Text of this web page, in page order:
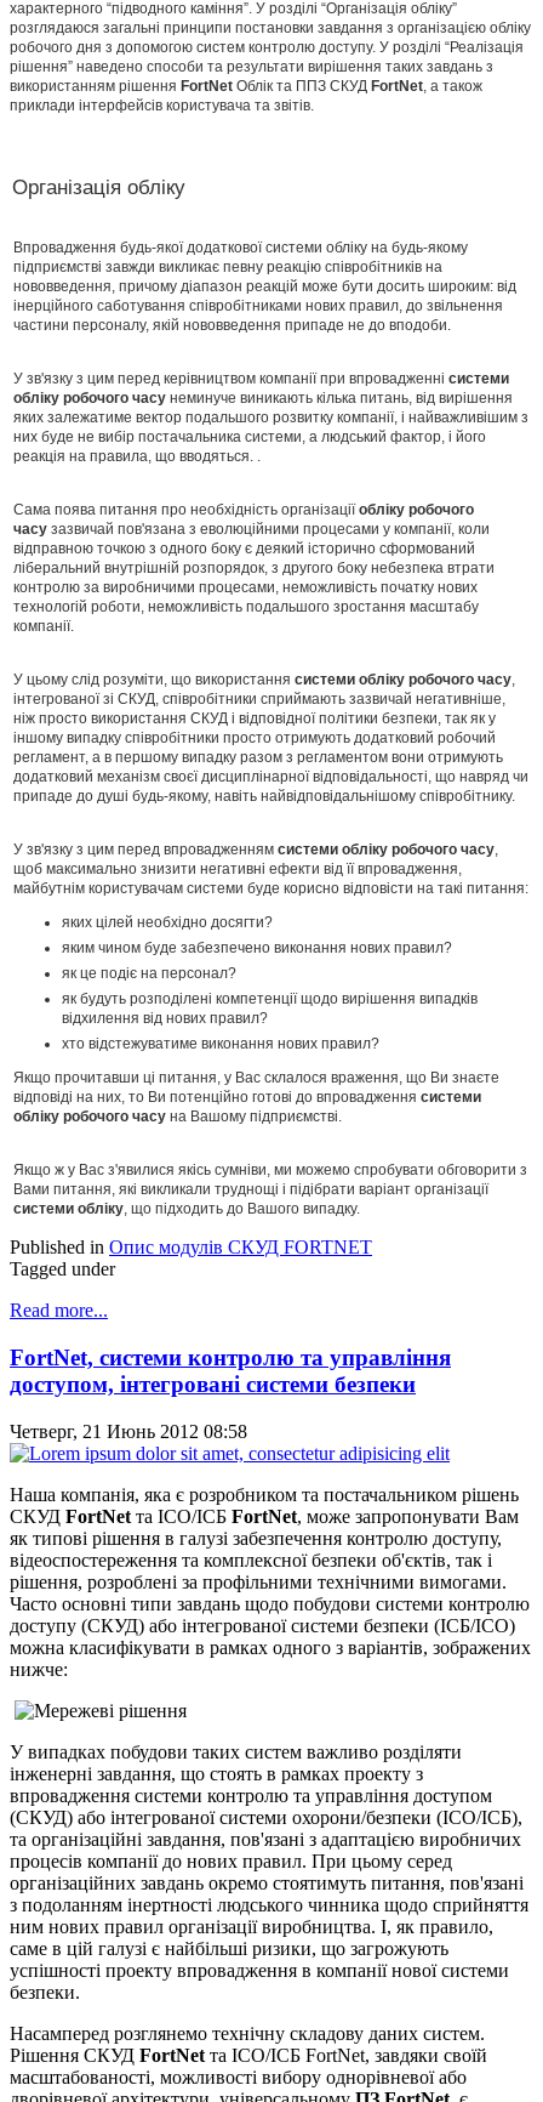
характерного “підводного каміння”. У розділі “Організація обліку”
розглядаюся загальні принципи постановки завдання з організацією обліку
робочого дня з допомогою систем контролю доступу. У розділі “Реалізація
рішення” наведено способи та результати вирішення таких завдань з
використанням рішення FortNet Облік та ППЗ СКУД FortNet, а також
приклади інтерфейсів користувача та звітів.
Організація обліку
Впровадження будь-якої додаткової системи обліку на будь-якому
підприємстві завжди викликає певну реакцію співробітників на
нововведення, причому діапазон реакцій може бути досить широким: від
інерційного саботування співробітниками нових правил, до звільнення
частини персоналу, якій нововведення припаде не до вподоби.
У зв'язку з цим перед керівництвом компанії при впровадженні системи
обліку робочого часу неминуче виникають кілька питань, від вирішення
яких залежатиме вектор подальшого розвитку компанії, і найважливішим з
них буде не вибір постачальника системи, а людський фактор, і його
реакція на правила, що вводяться. .
Сама поява питання про необхідність організаціїобліку робочого
часу зазвичай пов'язана з еволюційними процесами у компанії, коли
відправною точкою з одного боку є деякий історично сформований
ліберальний внутрішній розпорядок, з другого боку небезпека втрати
контролю за виробничими процесами, неможливість початку нових
технологій роботи, неможливість подальшого зростання масштабу
компанії.
У цьому слід розуміти, що використання системи обліку робочого часу,
інтегрованої зі СКУД, співробітники сприймають зазвичай негативніше,
ніж просто використання СКУД і відповідної політики безпеки, так як у
іншому випадку співробітники просто отримують додатковий робочий
регламент, а в першому випадку разом з регламентом вони отримують
додатковий механізм своєї дисциплінарної відповідальності, що навряд чи
припаде до душі будь-якому, навіть найвідповідальнішому співробітнику.
У зв'язку з цим перед впровадженням системи обліку робочого часу,
щоб максимально знизити негативні ефекти від її впровадження,
майбутнім користувачам системи буде корисно відповісти на такі питання:
яких цілей необхідно досягти?
яким чином буде забезпечено виконання нових правил?
як це подіє на персонал?
як будуть розподілені компетенції щодо вирішення випадків
відхилення від нових правил?
хто відстежуватиме виконання нових правил?
Якщо прочитавши ці питання, у Вас склалося враження, що Ви знаєте
відповіді на них, то Ви потенційно готові до впровадження системи
обліку робочого часу на Вашому підприємстві.
Якщо ж у Вас з'явилися якісь сумніви, ми можемо спробувати обговорити з
Вами питання, які викликали труднощі і підібрати варіант організації
системи обліку, що підходить до Вашого випадку.
Published in Опис модулів СКУД FORTNET
Tagged under
Read more...
FortNet, системи контролю та управління
доступом, інтегровані системи безпеки
Четверг, 21 Июнь 2012 08:58
Наша компанія, яка є розробником та постачальником рішень
СКУД FortNet та ІСО/ІСБ FortNet, може запропонувати Вам
як типові рішення в галузі забезпечення контролю доступу,
відеоспостереження та комплексної безпеки об'єктів, так і
рішення, розроблені за профільними технічними вимогами.
Часто основні типи завдань щодо побудови системи контролю
доступу (СКУД) або інтегрованої системи безпеки (ІСБ/ІСО)
можна класифікувати в рамках одного з варіантів, зображених
нижче:
У випадках побудови таких систем важливо розділяти
інженерні завдання, що стоять в рамках проекту з
впровадження системи контролю та управління доступом
(СКУД) або інтегрованої системи охорони/безпеки (ІСО/ІСБ),
та організаційні завдання, пов'язані з адаптацією виробничих
процесів компанії до нових правил. При цьому серед
організаційних завдань окремо стоятимуть питання, пов'язані
з подоланням інертності людського чинника щодо сприйняття
ним нових правил організації виробництва. І, як правило,
саме в цій галузі є найбільші ризики, що загрожують
успішності проекту впровадження в компанії нової системи
безпеки.
Насамперед розглянемо технічну складову даних систем.
Рішення СКУД FortNet та ІСО/ІСБ FortNet, завдяки своїй
масштабованості, можливості вибору однорівневої або